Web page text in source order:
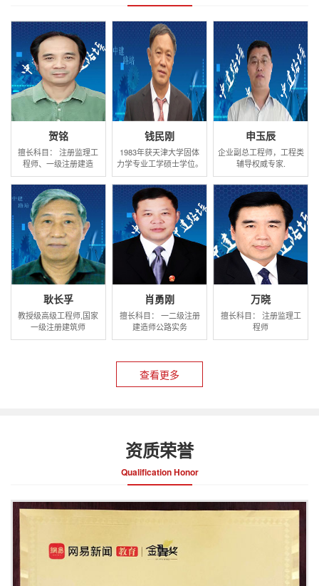
贺铭
擅长科目： 注册监理工
程师、一级注册建造
钱民刚
1983年获天津大学固体
力学专业工学硕士学位。
申玉辰
企业副总工程师，工程类
辅导权威专家.
耿长孚
教授级高级工程师,国家
一级注册建筑师
肖勇刚
擅长科目： 一二级注册
建造师公路实务
万晓
擅长科目： 注册监理工
程师
查看更多
资质荣誉
Qualification Honor